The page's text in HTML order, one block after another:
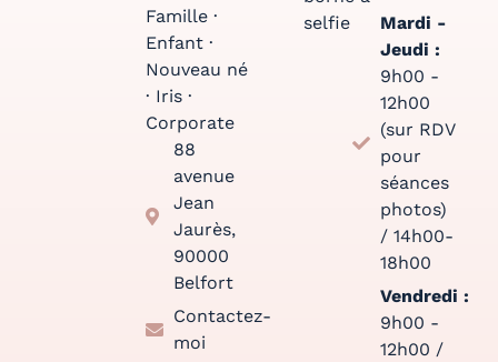
Famille ·
Enfant ·
Nouveau né
· Iris ·
Corporate
88
avenue
Jean
Jaurès,
90000
Belfort
Contactez-
moi
selfie
Mardi -
Jeudi :
9h00 -
12h00
(sur RDV
pour
séances
photos)
/ 14h00-
18h00
Vendredi :
9h00 -
12h00 /